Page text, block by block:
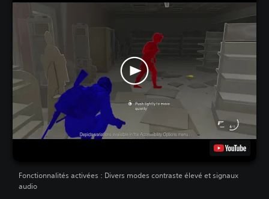
Fonctionnalités activées : Divers modes contraste élevé et signaux
audio